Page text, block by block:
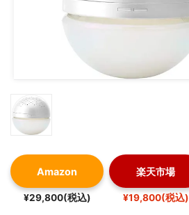
Amazon
¥29,800(税込)
楽天市場
¥19,800(税込)